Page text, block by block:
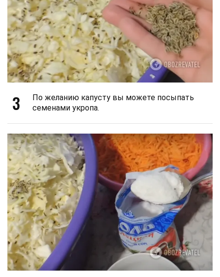
3
По желанию капусту вы можете посыпать
семенами укропа.